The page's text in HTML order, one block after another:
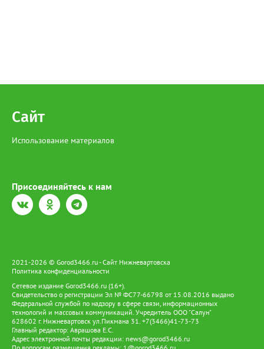
Сайт
Использование материалов
Присоединяйтесь к нам
2021-2026 © Gorod3466.ru - Сайт Нижневартовска
Политика конфиденциальности
Сетевое издание Gorod3466.ru (16+).
Свидетельство о регистрации Эл № ФС77-66798 от 15.08.2016 выдано
Федеральной службой по надзору в сфере связи, информационных
технологий и массовых коммуникаций. Учредитель ООО "Салун"
628602 г. Нижневартовск ул.Пикмана 31. +7(3466)41-73-73
Главный редактор: Аврашова Е.С.
Адрес электронной почты редакции: news@gorod3466.ru